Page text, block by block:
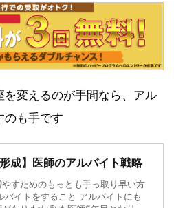
を変えるのが手間なら、アル
のも手です
形成】医師のアルバイト戦略
やすためのもっとも手っ取り早い方
バイトをすること アルバイトにも